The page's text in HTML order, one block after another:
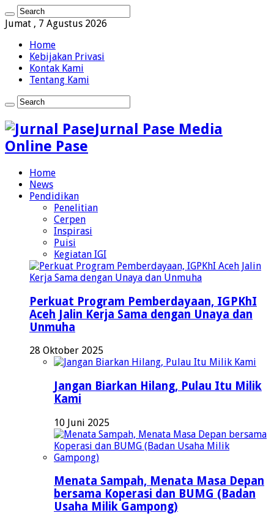
Jumat , 7 Agustus 2026
Home
Kebijakan Privasi
Kontak Kami
Tentang Kami
Jurnal Pase Media
Online Pase
Home
News
Pendidikan
Penelitian
Cerpen
Inspirasi
Puisi
Kegiatan IGI
Perkuat Program Pemberdayaan, IGPKhI
Aceh Jalin Kerja Sama dengan Unaya dan
Unmuha
28 Oktober 2025
Jangan Biarkan Hilang, Pulau Itu Milik
Kami
10 Juni 2025
Menata Sampah, Menata Masa Depan
bersama Koperasi dan BUMG (Badan
Usaha Milik Gampong)